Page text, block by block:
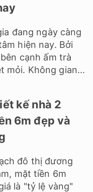
đang ngày càng
hiện nay. Bởi
cạnh ấm trà
mỏi. Không gian...
kế nhà 2
6m đẹp và
đô thị đương
mặt tiền 6m
là "tỷ lệ vàng"